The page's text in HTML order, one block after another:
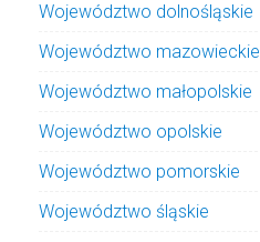
Województwo dolnośląskie
Województwo mazowieckie
Województwo małopolskie
Województwo opolskie
Województwo pomorskie
Województwo śląskie